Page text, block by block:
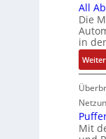
All
Die
in
Mit